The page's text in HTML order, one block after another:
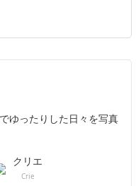
ゆったりした日々を写真
クリエ
Crie